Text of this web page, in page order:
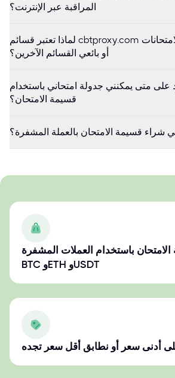
المراقبة عبر الإنترنت؟
لماذا تعتبر قسائم cbtproxy.com أرخص من بائعي الامتحانات
أو بائعي القسائم الآخرين؟
على متى يمكنني جدولة امتحاني باستخدام
قسيمة الامتحان؟
شراء قسيمة الامتحان بالعملة المشفرة؟
باستخدام العملات المشفرة
BTC وETH وUSDT
أدنى سعر أو نطابق أقل سعر تجده